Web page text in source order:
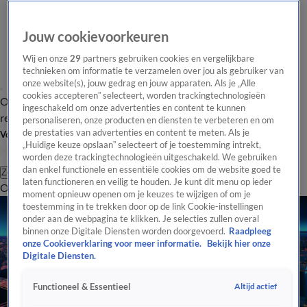
Overzicht Laatste nieuws Regionieuws Het beste van Hart
Tip de
redactie
Volg Hart van Nederland
Zoeken
OverzichtRegioUitzendingenWeerTip de redactiePanelVideo's
Jouw cookievoorkeuren
Wij en onze29 partners gebruiken cookies en vergelijkbare
technieken om informatie te verzamelen over jou als gebruiker van
onze website(s), jouw gedrag en jouw apparaten. Als je „Alle
cookies accepteren” selecteert, worden trackingtechnologieën
ingeschakeld om onze advertenties en content te kunnen
personaliseren, onze producten en diensten te verbeteren en om
de prestaties van advertenties en content te meten. Als je
„Huidige keuze opslaan” selecteert of je toestemming intrekt,
worden deze trackingtechnologieën uitgeschakeld. We gebruiken
dan enkel functionele en essentiële cookies om de website goed te
laten functioneren en veilig te houden. Je kunt dit menu op ieder
moment opnieuw openen om je keuzes te wijzigen of om je
toestemming in te trekken door op de link Cookie-instellingen
onder aan de webpagina te klikken. Je selecties zullen overal
binnen onze Digitale Diensten worden doorgevoerd. Raadpleeg
onze Cookieverklaring voor meer informatie.
Bekijk hier onze
Digitale Diensten.
Functioneel & Essentieel Altijd actief